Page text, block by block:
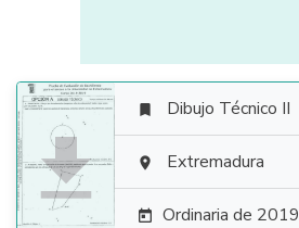

 Dibujo Técnico II
 Extremadura
 Ordinaria de 2019